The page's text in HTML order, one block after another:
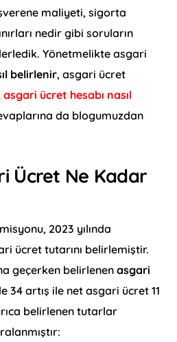
maliyeti, sigorta
nedir gibi soruların
Yönetmelikte asgari
belirlenir, asgari ücret
ücret hesabı nasıl
da blogumuzdan
Ücret Ne Kadar
2023 yılında
ücret tutarını belirlemiştir.
geçerken belirlenenasgari
34 artış ile net asgari ücret 11
belirlenen tutarlar